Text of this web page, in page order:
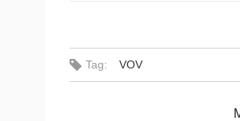
Tag: VOV